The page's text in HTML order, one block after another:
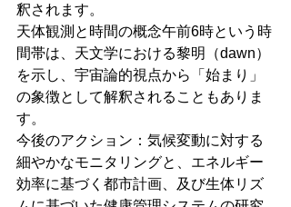
釈されます。
天体観測と時間の概念午前6時という時
間帯は、天文学における黎明（dawn）
を示し、宇宙論的視点から「始まり」
の象徴として解釈されることもありま
す。
今後のアクション：気候変動に対する
細やかなモニタリングと、エネルギー
効率に基づく都市計画、及び生体リズ